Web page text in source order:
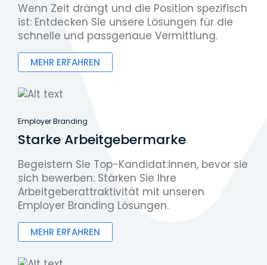
Wenn Zeit drängt und die Position spezifisch
ist: Entdecken Sie unsere Lösungen für die
schnelle und passgenaue Vermittlung.
MEHR ERFAHREN
Employer Branding
Starke Arbeitgebermarke
Begeistern Sie Top-Kandidat:innen, bevor sie
sich bewerben: Stärken Sie Ihre
Arbeitgeberattraktivität mit unseren
Employer Branding Lösungen.
MEHR ERFAHREN